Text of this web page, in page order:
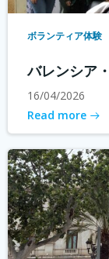
ボランティア体験
バレンシア
16/04/2026
Read more